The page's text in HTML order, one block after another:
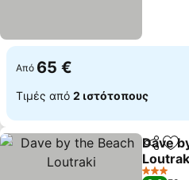
Από 65 €
Τιμές από 2 ιστότοπους
Dave
3 Αστέρια